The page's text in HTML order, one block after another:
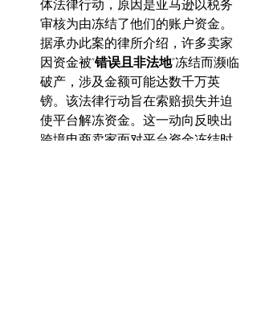
体法律行动，原因是亚马逊以税务
审核为由冻结了他们的账户资金。
据承办此案的律所介绍，许多卖家
因资金被“错误且非法地”冻结而濒临
破产，涉及金额可能达数千万英
镑。该法律行动旨在索赔损失并迫
使平台解冻资金。这一动向反映出
跨境电商卖家面对平台资金冻结时